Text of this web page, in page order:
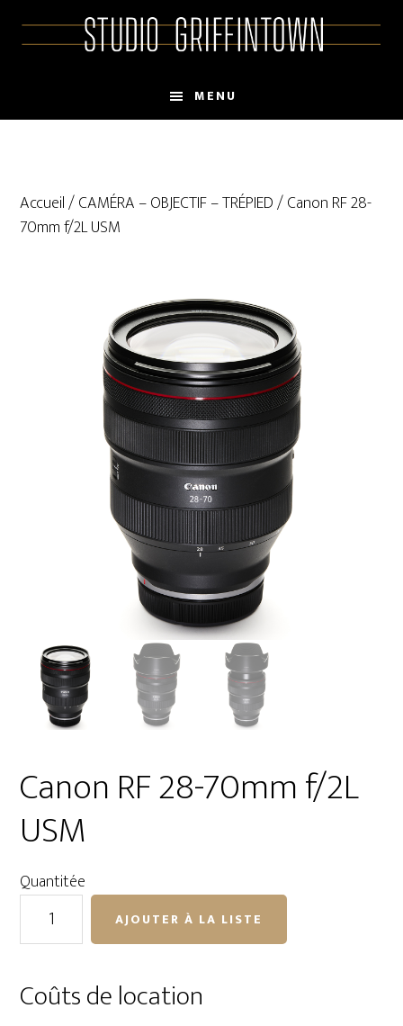
MENU
Accueil/CAMÉRA – OBJECTIF – TRÉPIED/ Canon RF 28-
70mm f/2L USM
Canon RF 28-70mm f/2L
USM
Quantitée
quantité
RF
AJOUTER À LA LISTE
Coûts de location